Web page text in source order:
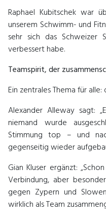
Raphael Kubitschek war
unserem Schwimm- und
sehr sich das Schweizer
verbessert habe.
Teamspirit, der
Ein zentrales Thema für
Alexander Alleway sagt:
niemand wurde
Stimmung top – und
gegenseitig wieder
Gian Kluser ergänzt:
Verbindung, aber
gegen Zypern und
wirklich als Team